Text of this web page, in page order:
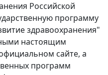
Российской
программу
здравоохранения"
настоящим
сайте, а
программ